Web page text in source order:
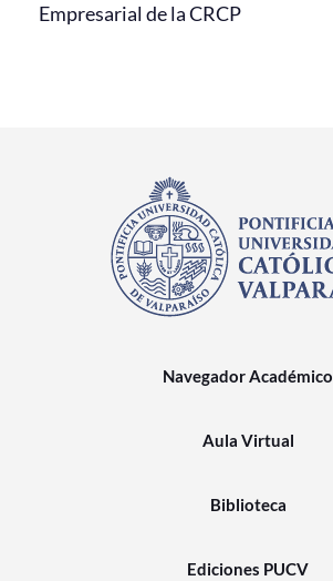
Empresarial de la CRCP
Navegador Académico
Aula Virtual
Biblioteca
Ediciones PUCV